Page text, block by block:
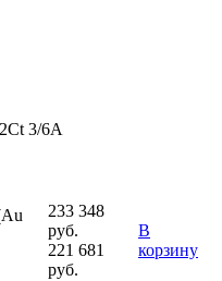
3/6А
233 348
руб.
221 681
руб.
В
корзину